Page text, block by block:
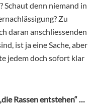
Schaut denn niemand in
Zu
daran anschliessenden
ist ja eine Sache, aber
jedem doch sofort klar
Rassen entstehen“ …